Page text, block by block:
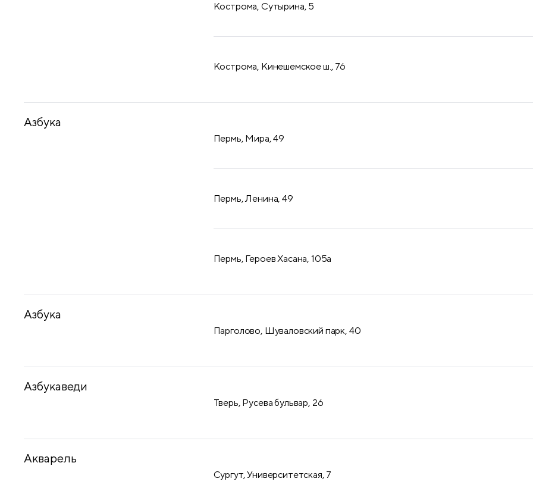
Кострома, Сутырина, 5
Кострома, Кинешемское ш., 76
Азбука
Пермь, Мира, 49
Пермь, Ленина, 49
Пермь, Героев Хасана, 105а
Азбука
Парголово, Шуваловский парк, 40
Азбукаведи
Тверь, Русева бульвар, 26
Акварель
Сургут, Университетская, 7